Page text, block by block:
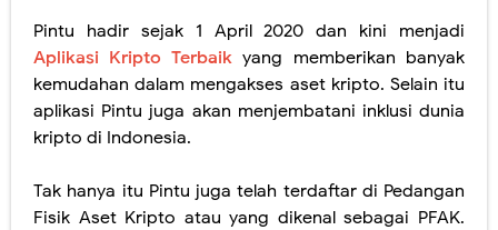
Pintu hadir sejak 1 April 2020 dan kini menjadi
Aplikasi Kripto Terbaik yang memberikan banyak
kemudahan dalam mengakses aset kripto. Selain itu
aplikasi Pintu juga akan menjembatani inklusi dunia
kripto di Indonesia.
Tak hanya itu Pintu juga telah terdaftar di Pedangan
Fisik Aset Kripto atau yang dikenal sebagai PFAK.